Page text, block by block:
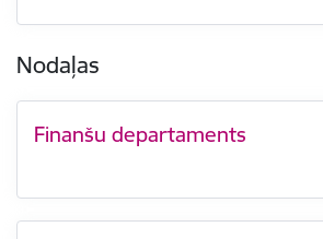
Nodaļas
Finanšu departaments